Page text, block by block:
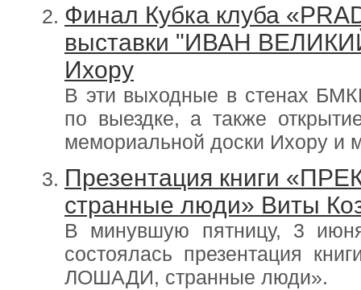
Финал Кубка клуба
выставки "ИВАН
Ихору
В эти выходные в стенах
по выездке, а также
мемориальной доски Ихору и
Презентация книги
странные люди» Виты
В минувшую пятницу, 3
состоялась презентация
ЛОШАДИ, странные люди».